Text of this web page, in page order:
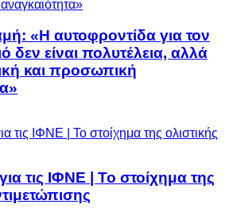
«Η αυτοφροντίδα για τον
δεν είναι πολυτέλεια, αλλά
και προσωπική
τις ΙΦΝΕ | Το στοίχημα της